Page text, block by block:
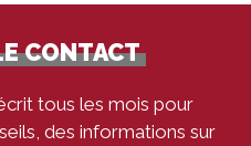
CONTACT
tous les mois pour
des informations sur